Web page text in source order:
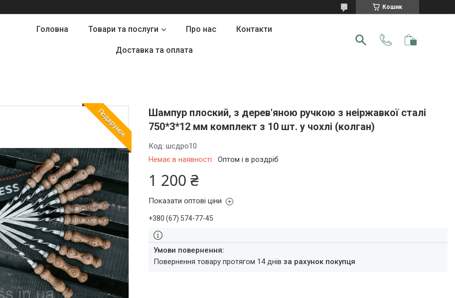
Кошик
Головна Товари та послуги Про нас Контакти
Доставка та оплата
Подарунок
Шампур плоский, з дерев'яною ручкою з неіржавкої сталі
750*3*12 мм комплект з 10 шт. у чохлі (колган)
Немає в наявності Оптом і в роздріб
Код:шсдро10
1 200 ₴
Показати оптові ціни
+380 (67) 574-77-45
повернення товару протягом 14 днівза рахунок покупця